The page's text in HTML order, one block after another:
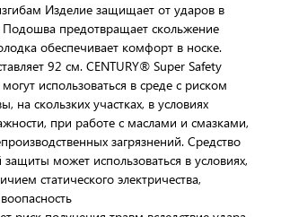
Изделие защищает от ударов в
Подошва предотвращает скольжение
обеспечивает комфорт в носке.
92 см. CENTURY® Super Safety
использоваться в среде с риском
на скользких участках, в условиях
при работе с маслами и смазками,
загрязнений. Средство
может использоваться в условиях,
статического электричества,